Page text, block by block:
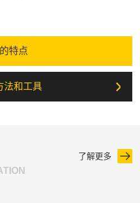
特点
法和工具
了解更多